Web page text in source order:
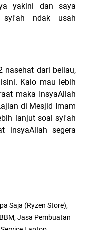
yakini dan saya
syi'ah ndak usah
nasehat dari beliau,
Kalo mau lebih
maka InsyaAllah
di Mesjid Imam
lanjut soal syi'ah
insyaAllah segera
Saja (Ryzen Store),
Jasa Pembuatan